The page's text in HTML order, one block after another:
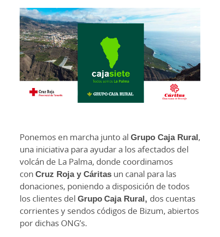
Ponemos en marcha junto al Grupo Caja Rural,
una iniciativa para ayudar a los afectados del
volcán de La Palma, donde coordinamos
con Cruz Roja y Cáritas un canal para las
donaciones, poniendo a disposición de todos
los clientes del GrupoCaja Rural, dos cuentas
corrientes y sendos códigos de Bizum, abiertos
por dichas ONG’s.